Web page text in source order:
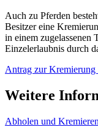
Auch zu Pferden
Besitzer eine
in einem zugelassenen
Einzelerlaubnis durch
Antrag zur Kremierung
Weitere
Abholen und